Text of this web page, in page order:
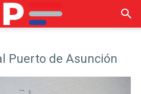
Puerto de Asunción